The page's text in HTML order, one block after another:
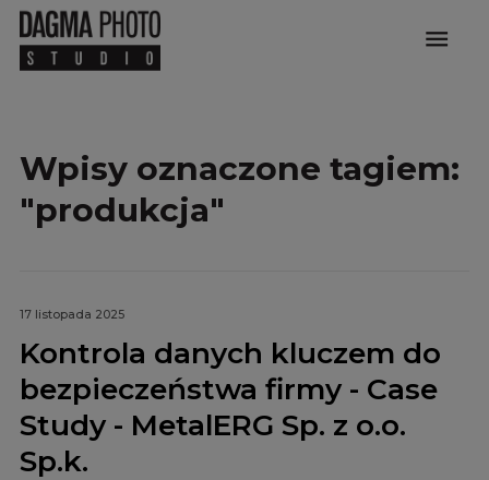
menu
Wpisy oznaczone tagiem:
"produkcja"
17 listopada 2025
Kontrola danych kluczem do
bezpieczeństwa firmy - Case
Study - MetalERG Sp. z o.o.
Sp.k.